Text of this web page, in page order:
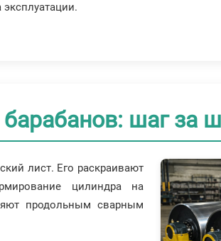
шаг за
лист. Его раскраивают
цилиндра на
продольным сварным